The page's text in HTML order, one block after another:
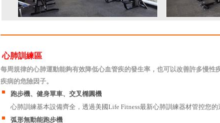
心肺訓練區
每周規律的心肺運動能夠有效降低心血管疾的發生率，也可以改善許多慢性
疾病的危險因子。
跑步機、健身單車、交叉橢圓機
心肺訓練基本設備齊全，透過美國Life Fitness最新心肺訓練器材管控您的
弧形無動能跑步機